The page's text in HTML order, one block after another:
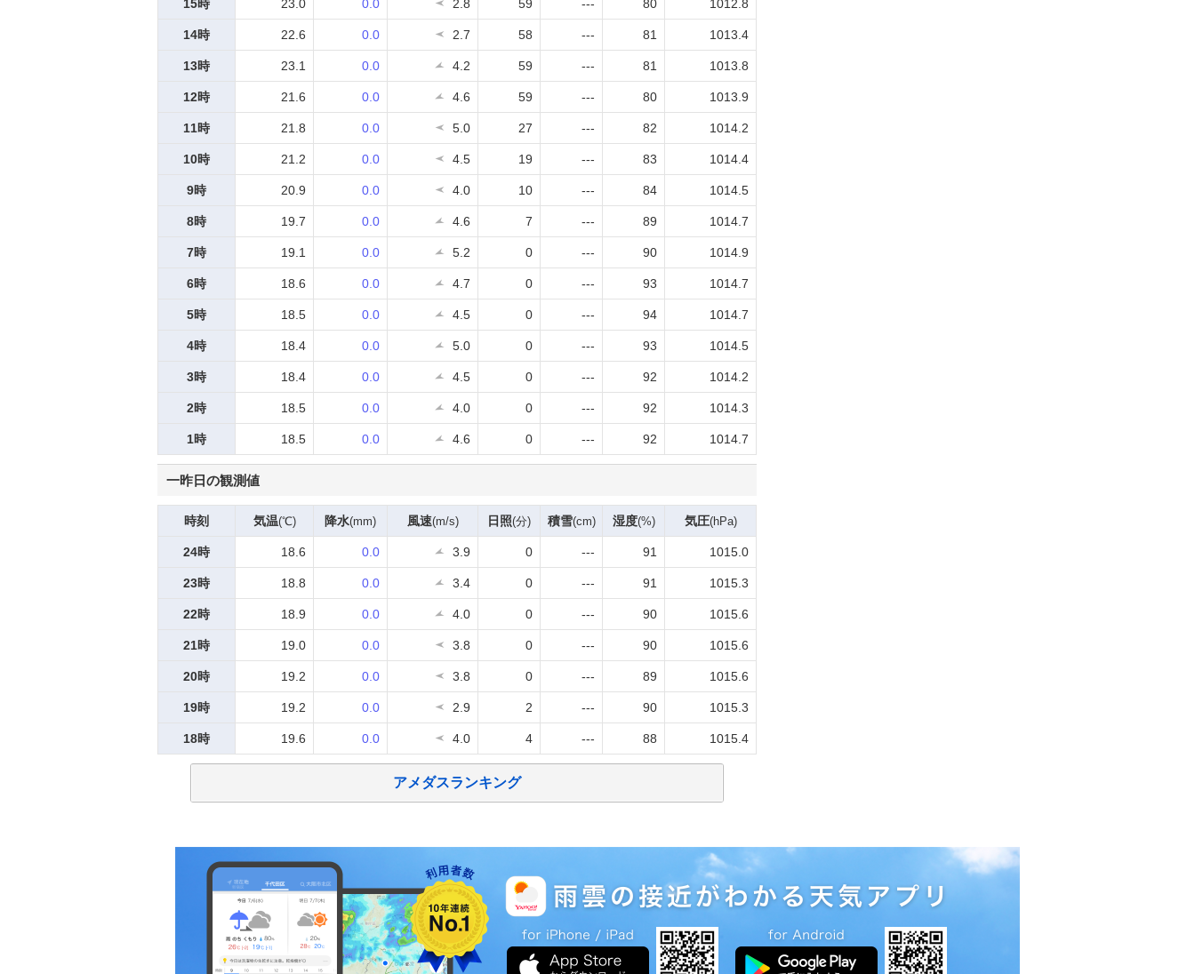
15時 23.0 0.0 2.8 59 --- 80 1012.8
14時 22.6 0.0 2.7 58 --- 81 1013.4
13時 23.1 0.0 4.2 59 --- 81 1013.8
12時 21.6 0.0 4.6 59 --- 80 1013.9
11時 21.8 0.0 5.0 27 --- 82 1014.2
10時 21.2 0.0 4.5 19 --- 83 1014.4
9時 20.9 0.0 4.0 10 --- 84 1014.5
8時 19.7 0.0 4.6 7 --- 89 1014.7
7時 19.1 0.0 5.2 0 --- 90 1014.9
6時 18.6 0.0 4.7 0 --- 93 1014.7
5時 18.5 0.0 4.5 0 --- 94 1014.7
4時 18.4 0.0 5.0 0 --- 93 1014.5
3時 18.4 0.0 4.5 0 --- 92 1014.2
2時 18.5 0.0 4.0 0 --- 92 1014.3
1時 18.5 0.0 4.6 0 --- 92 1014.7
一昨日の観測値
時刻 気温(℃) 降水(mm) 風速(m/s) 日照(分) 積雪(cm) 湿度(%) 気圧(hPa)
24時 18.6 0.0 3.9 0 --- 91 1015.0
23時 18.8 0.0 3.4 0 --- 91 1015.3
22時 18.9 0.0 4.0 0 --- 90 1015.6
21時 19.0 0.0 3.8 0 --- 90 1015.6
20時 19.2 0.0 3.8 0 --- 89 1015.6
19時 19.2 0.0 2.9 2 --- 90 1015.3
18時 19.6 0.0 4.0 4 --- 88 1015.4
アメダスランキング